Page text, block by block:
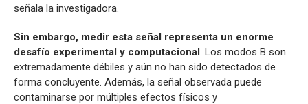
señala la investigadora.
Sin embargo, medir esta señal representa un enorme
desafío experimental y computacional. Los modos B son
extremadamente débiles y aún no han sido detectados de
forma concluyente. Además, la señal observada puede
contaminarse por múltiples efectos físicos y